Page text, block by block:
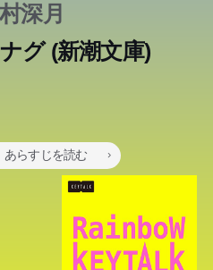
深月
グ (新潮文庫)
あらすじを読む